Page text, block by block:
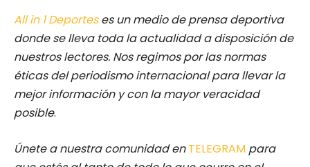
All in 1 Deporteses un medio de prensa deportiva
donde se lleva toda la actualidad a disposición de
nuestros lectores. Nos regimos por las normas
éticas del periodismo internacional para llevar la
mejor información y con la mayor veracidad
posible.
Únete a nuestra comunidad enTELEGRAM para